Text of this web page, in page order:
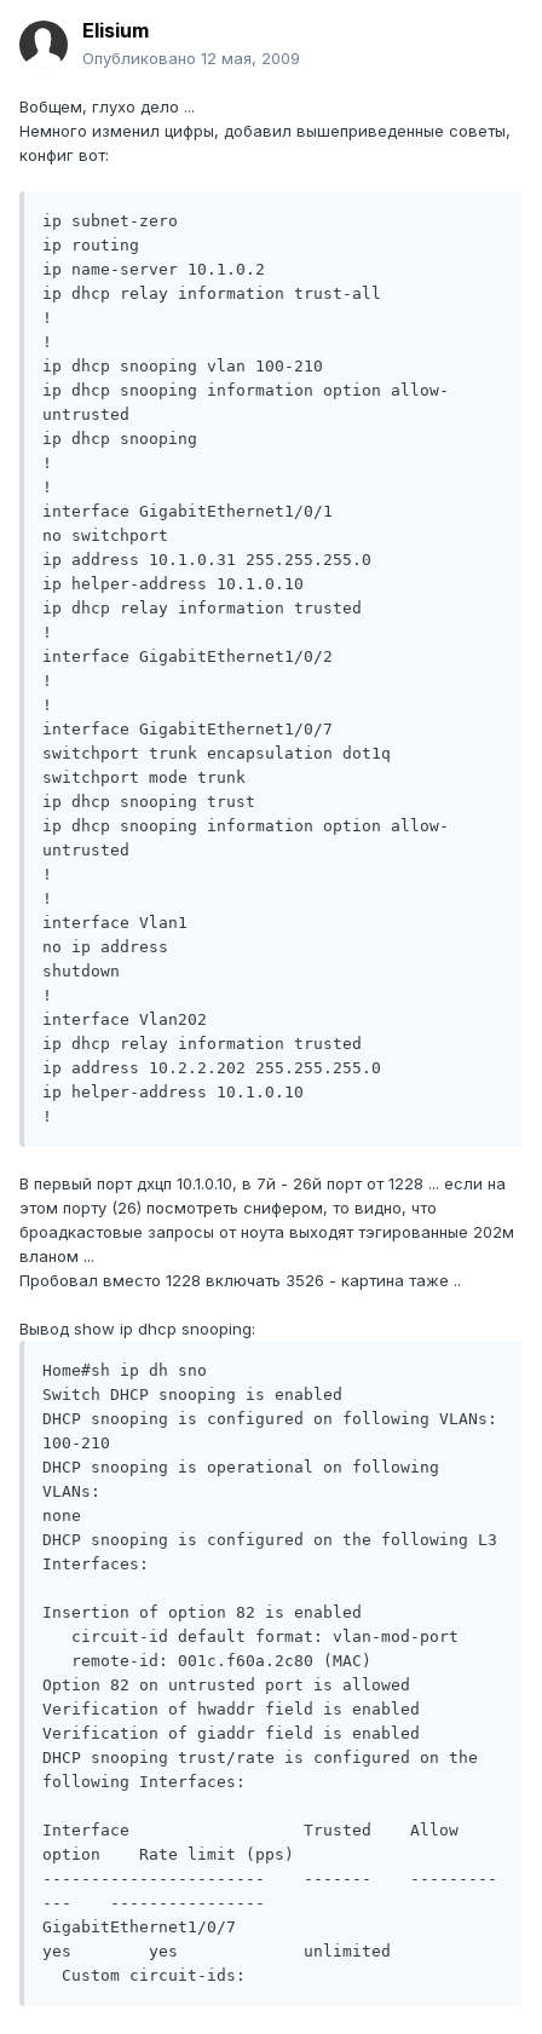
Elisium
Опубликовано 12 мая, 2009
Вобщем, глухо дело ...
Немного изменил цифры, добавил вышеприведенные советы,
конфиг вот:
ip subnet-zero
ip routing
ip name-server 10.1.0.2
ip dhcp relay information trust-all
!
!
ip dhcp snooping vlan 100-210
ip dhcp snooping information option allow-
untrusted
ip dhcp snooping
!
!
interface GigabitEthernet1/0/1
no switchport
ip address 10.1.0.31 255.255.255.0
ip helper-address 10.1.0.10
ip dhcp relay information trusted
!
interface GigabitEthernet1/0/2
!
!
interface GigabitEthernet1/0/7
switchport trunk encapsulation dot1q
switchport mode trunk
ip dhcp snooping trust
ip dhcp snooping information option allow-
untrusted
!
!
interface Vlan1
no ip address
shutdown
!
interface Vlan202
ip dhcp relay information trusted
ip address 10.2.2.202 255.255.255.0
ip helper-address 10.1.0.10
!
В первый порт дхцп 10.1.0.10, в 7й - 26й порт от 1228 ... если на
этом порту (26) посмотреть снифером, то видно, что
броадкастовые запросы от ноута выходят тэгированные 202м
вланом ...
Пробовал вместо 1228 включать 3526 - картина таже ..
Вывод show ip dhcp snooping:
Home#sh ip dh sno
Switch DHCP snooping is enabled
DHCP snooping is configured on following VLANs:
100-210
DHCP snooping is operational on following
VLANs:
none
DHCP snooping is configured on the following L3
Interfaces:
Insertion of option 82 is enabled
circuit-id default format: vlan-mod-port
remote-id: 001c.f60a.2c80 (MAC)
Option 82 on untrusted port is allowed
Verification of hwaddr field is enabled
Verification of giaddr field is enabled
DHCP snooping trust/rate is configured on the
following Interfaces:
Interface                  Trusted    Allow
option    Rate limit (pps)
-----------------------    -------    ---------
---    ----------------
GigabitEthernet1/0/7
yes        yes             unlimited
Custom circuit-ids: